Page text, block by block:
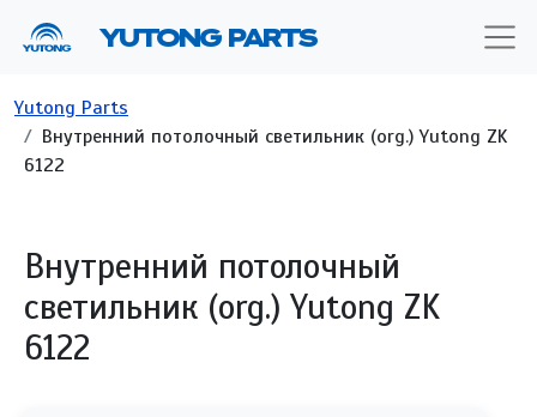
YUTONG PARTS
Строка навигации
Yutong Parts
Внутренний потолочный светильник (org.) Yutong ZK
6122
Внутренний потолочный
светильник (org.) Yutong ZK
6122